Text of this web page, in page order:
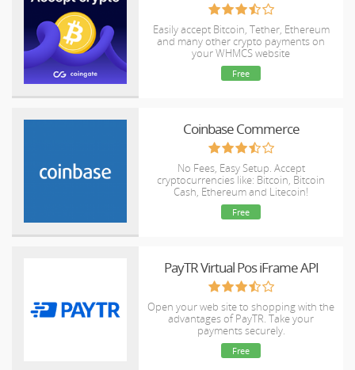
Easily accept Bitcoin, Tether, Ethereum
and many other crypto payments on
your WHMCS website
Free
Coinbase Commerce
No Fees, Easy Setup. Accept
cryptocurrencies like: Bitcoin, Bitcoin
Cash, Ethereum and Litecoin!
Free
PayTR Virtual Pos iFrame API
Open your web site to shopping with the
advantages of PayTR. Take your
payments securely.
Free